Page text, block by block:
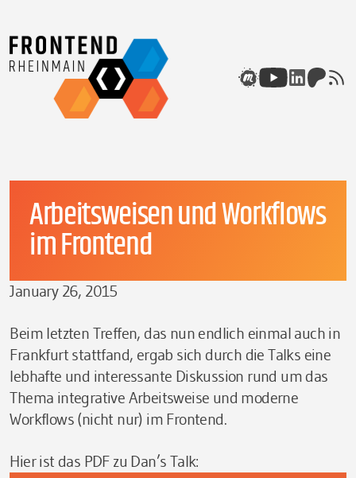
MeetupYoutubeLinkedin
Patreon
rss
Arbeitsweisen und Workflows
im Frontend
January 26, 2015
Beim letzten Treffen, das nun endlich einmal auch in
Frankfurt stattfand, ergab sich durch die Talks eine
lebhafte und interessante Diskussion rund um das
Thema integrative Arbeitsweise und moderne
Workflows (nicht nur) im Frontend.
Hier ist das PDF zu Dan’s Talk: